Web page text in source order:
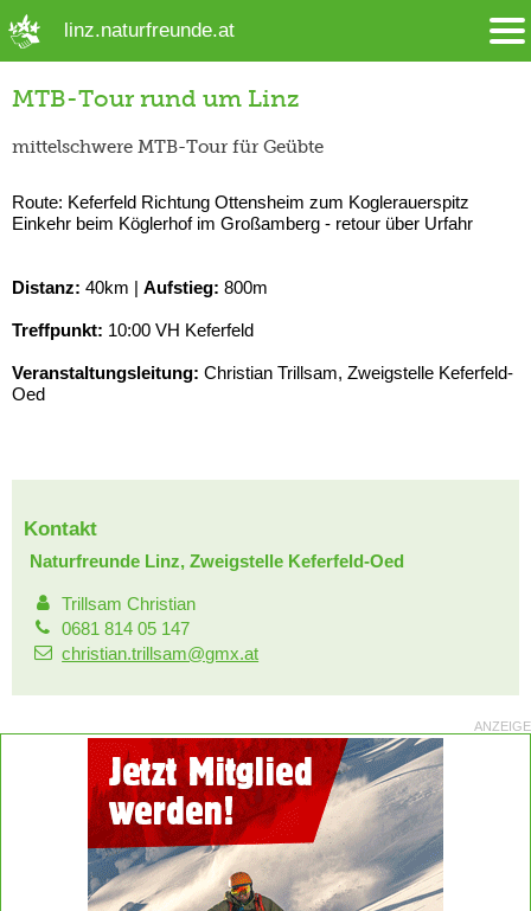
linz.naturfreunde.at
MTB-Tour rund um Linz
mittelschwere MTB-Tour für Geübte
Route: Keferfeld Richtung Ottensheim zum Koglerauerspitz
Einkehr beim Köglerhof im Großamberg - retour über Urfahr
Distanz: 40km | Aufstieg: 800m
Treffpunkt: 10:00 VH Keferfeld
Veranstaltungsleitung: Christian Trillsam, Zweigstelle Keferfeld-
Oed
Kontakt
Naturfreunde Linz, Zweigstelle Keferfeld-Oed
Trillsam Christian
0681 814 05 147
christian.trillsam@gmx.at
ANZEIGE